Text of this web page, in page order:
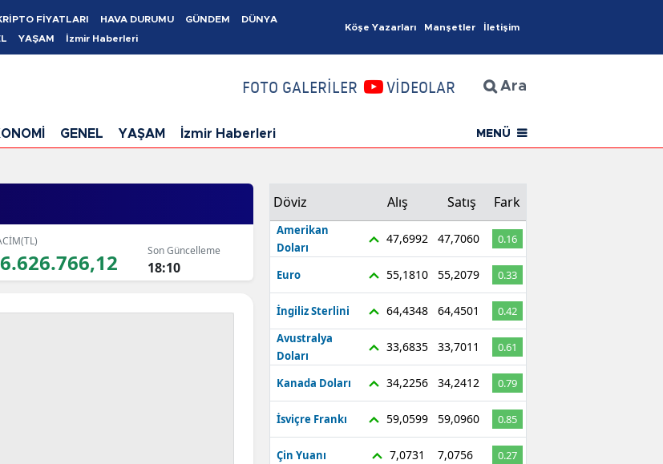
FİYATLARI HAVA DURUMU GÜNDEM
DÜNYA
YAŞAM İzmir Haberleri
Köşe Yazarları Manşetler İletişim
FOTO GALERİLER VİDEOLAR Ara
GENEL YAŞAM İzmir Haberleri MENÜ
Son Güncelleme
18:10
Döviz Alış Satış Fark
Amerikan
Doları
47,6992 47,7060 0.16
Euro 55,1810 55,2079 0.33
İngiliz Sterlini 64,4348 64,4501
0.42
Avustralya
Doları
33,6835 33,7011 0.61
Kanada Doları 34,2256 34,2412 0.79
İsviçre Frankı 59,0599 59,0960 0.85
Çin Yuanı 7,0731 7,0756 0.27